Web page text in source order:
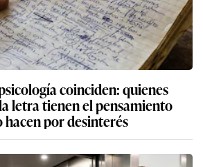
coinciden: quienes
letra tienen el pensamiento
hacen por desinterés